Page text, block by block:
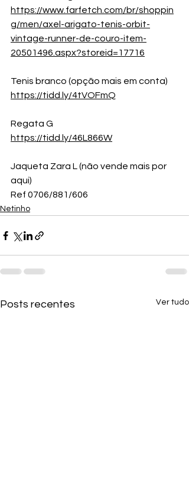
https://www.farfetch.com/br/shoppin
g/men/axel-arigato-tenis-orbit-
vintage-runner-de-couro-item-
20501496.aspx?storeid=17716
Tenis branco (opção mais em conta)
https://tidd.ly/4tVOFmQ
Regata G
https://tidd.ly/46L866W
Jaqueta Zara L (não vende mais por
aqui)
Ref 0706/881/606
Netinho
Posts recentes Ver tudo